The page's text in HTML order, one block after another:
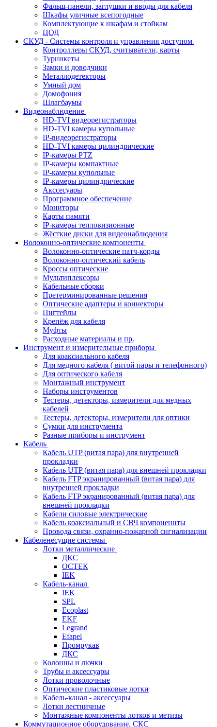
Фальш-панели, заглушки и вводы для кабеля
Шкафы уличные всепогодные
Комплектующие к шкафам и стойкам
ЦОД
СКУД - Системы контроля и управления доступом
Контроллеры СКУД, считыватели, карты
Турникеты
Замки и доводчики
Металлодетекторы
Умный дом
Домофония
Шлагбаумы
Видеонаблюдение
HD-TVI видеорегистраторы
HD-TVI камеры купольные
IP-видеорегистраторы
HD-TVI камеры цилиндрические
IP-камеры PTZ
IP-камеры компактные
IP-камеры купольные
IP-камеры цилиндрические
Акссесуары
Программное обеспечение
Мониторы
Карты памяти
IP-камеры тепловизионные
Жёсткие диски для видеонаблюдения
Волоконно-оптические компоненты
Волоконно-оптические патч-корды
Волоконно-оптический кабель
Кроссы оптические
Мультиплексоры
Кабельные сборки
Претерминированные решения
Оптические адаптеры и коннекторы
Пигтейлы
Крепёж для кабеля
Муфты
Расходные материалы и пр.
Инструмент и измерительные приборы
Для коаксиального кабеля
Для медного кабеля ( витой пары и телефонного)
Для оптического кабеля
Монтажный инструмент
Наборы инструментов
Тестеры, детекторы, измерители для медных
кабелей
Тестеры, детекторы, измерители для оптики
Сумки для инструмента
Разные приборы и инструмент
Кабель
Кабель UTP (витая пара) для внутренней
прокладки
Кабель UTP (витая пара) для внешней прокладки
Кабель FTP экранированный (витая пара) для
внутренней прокладки
Кабель FTP экранированный (витая пара) для
внешней прокладки
Кабели силовые электрические
Кабель коаксиальный и СВЧ компоненнты
Провода связи, охранно-пожарной сигнализации
Кабеленесущие системы
Лотки металлические
ДКС
ОСТЕК
IEK
Кабель-канал
IEK
SPL
Ecoplast
EKF
Legrand
Efapel
Промрукав
ДКС
Колонны и лючки
Трубы и аксессуары
Лотки проволочные
Оптические пластиковые лотки
Кабель-канал - аксессуары
Лотки лестничные
Монтажные компоненты лотков и метизы
Коммутационное оборудование, СКС